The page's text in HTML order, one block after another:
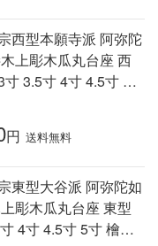
西型本願寺派 阿弥陀
上彫木瓜丸台座 西
3.5寸 4寸 4.5寸 5
木彫り ご本尊
円 送料無料
東型大谷派 阿弥陀如
彫木瓜丸台座 東型
4寸 4.5寸 5寸 檜